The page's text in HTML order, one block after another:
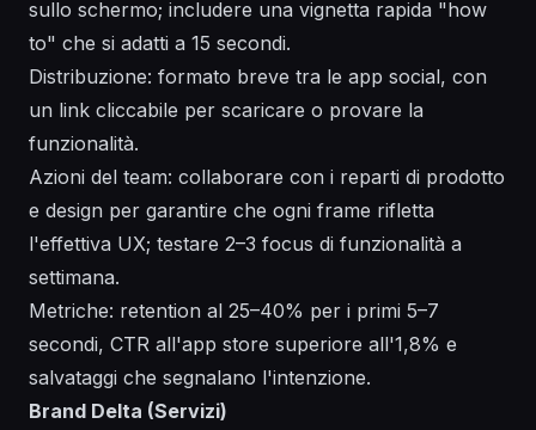
sullo schermo; includere una vignetta rapida "how
to" che si adatti a 15 secondi.
Distribuzione: formato breve tra le app social, con
un link cliccabile per scaricare o provare la
funzionalità.
Azioni del team: collaborare con i reparti di prodotto
e design per garantire che ogni frame rifletta
l'effettiva UX; testare 2–3 focus di funzionalità a
settimana.
Metriche: retention al 25–40% per i primi 5–7
secondi, CTR all'app store superiore all'1,8% e
salvataggi che segnalano l'intenzione.
Brand Delta (Servizi)